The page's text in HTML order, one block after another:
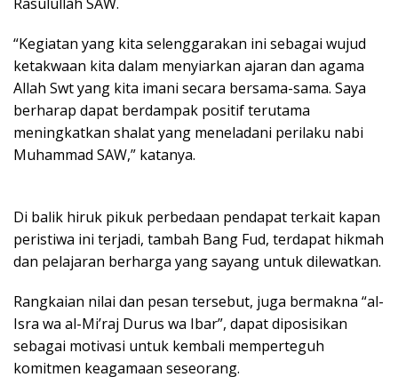
“Kegiatan yang kita selenggarakan ini sebagai wujud
ketakwaan kita dalam menyiarkan ajaran dan agama
Allah Swt yang kita imani secara bersama-sama. Saya
berharap dapat berdampak positif terutama
meningkatkan shalat yang meneladani perilaku nabi
Muhammad SAW,” katanya.
Di balik hiruk pikuk perbedaan pendapat terkait kapan
peristiwa ini terjadi, tambah Bang Fud, terdapat hikmah
dan pelajaran berharga yang sayang untuk dilewatkan.
Rangkaian nilai dan pesan tersebut, juga bermakna “al-
Isra wa al-Mi’raj Durus wa Ibar”, dapat diposisikan
sebagai motivasi untuk kembali memperteguh
komitmen keagamaan seseorang.